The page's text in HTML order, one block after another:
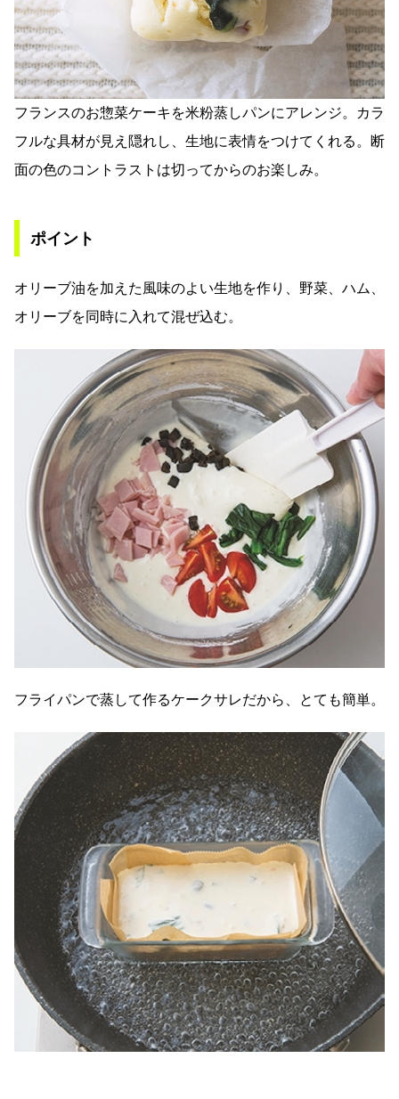
フランスのお惣菜ケーキを米粉蒸しパンにアレンジ。カラ
フルな具材が見え隠れし、生地に表情をつけてくれる。断
面の色のコントラストは切ってからのお楽しみ。
ポイント
オリーブ油を加えた風味のよい生地を作り、野菜、ハム、
オリーブを同時に入れて混ぜ込む。
フライパンで蒸して作るケークサレだから、とても簡単。